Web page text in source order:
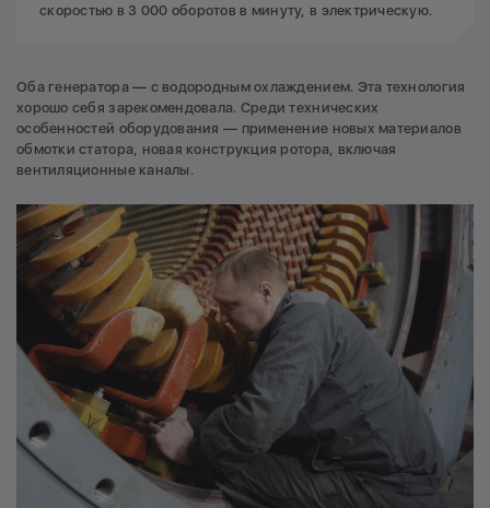
скоростью в 3 000 оборотов в минуту, в электрическую.
Оба генератора — с водородным охлаждением. Эта технология
хорошо себя зарекомендовала. Среди технических
особенностей оборудования — применение новых материалов
обмотки статора, новая конструкция ротора, включая
вентиляционные каналы.